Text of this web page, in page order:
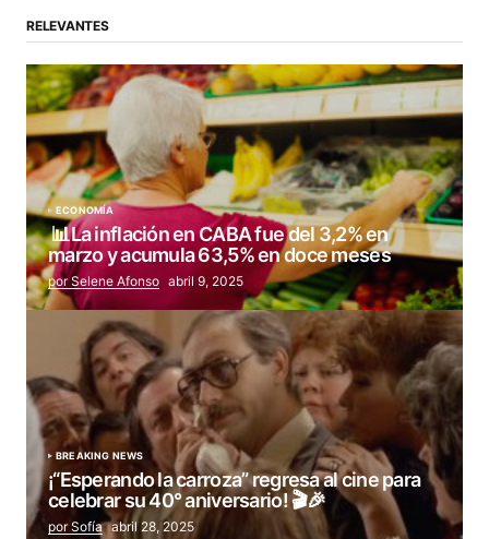
RELEVANTES
ECONOMÍA
📊La inflación en CABA fue del 3,2% en
marzo y acumula 63,5% en doce meses
por Selene Afonso abril 9, 2025
BREAKING NEWS
¡“Esperando la carroza” regresa al cine para
celebrar su 40° aniversario! 🎬🎉
por Sofía abril 28, 2025